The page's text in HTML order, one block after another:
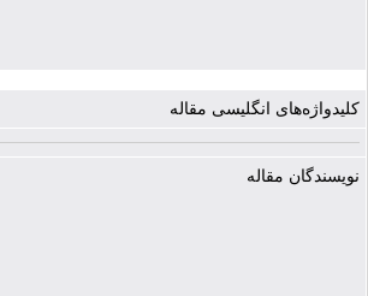
کلیدواژه‌های انگلیسی مقاله
نویسندگان مقاله